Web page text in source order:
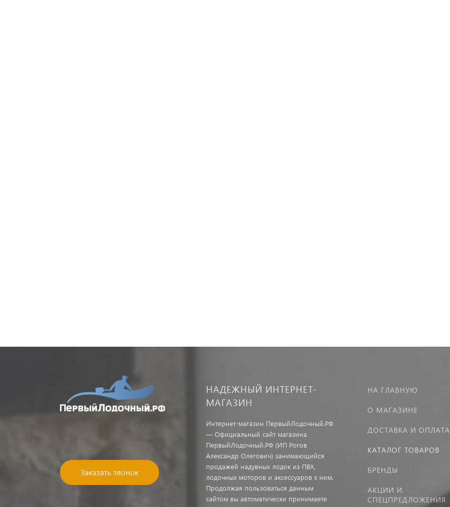
Заказать звонок
НАДЕЖНЫЙ ИНТЕРНЕТ-
МАГАЗИН
Интернет-магазин ПервыйЛодочный.РФ
— Официальный сайт магазина
ПервыйЛодочный.РФ (ИП Рогов
Александр Олегович) занимающийся
продажей надувных лодок из ПВХ,
лодочных моторов и аксессуаров к ним.
Продолжая пользоваться данным
сайтом вы автоматически принимаете
НА ГЛАВНУЮ
О МАГАЗИНЕ
ДОСТАВКА И ОПЛАТА
КАТАЛОГ ТОВАРОВ
БРЕНДЫ
АКЦИИ И
СПЕЦПРЕДЛОЖЕНИЯ